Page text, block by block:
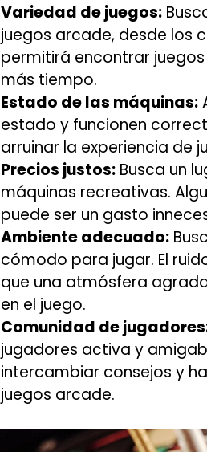
Variedad de juegos:
juegos arcade, desde los
permitirá encontrar
más tiempo.
Estado de las máquinas:
estado y funcionen
arruinar la experiencia de
Precios justos: Busca un
máquinas recreativas.
puede ser un gasto
Ambiente adecuado:
cómodo para jugar. El
que una atmósfera
en el juego.
Comunidad de
jugadores activa y
intercambiar consejos y
juegos arcade.